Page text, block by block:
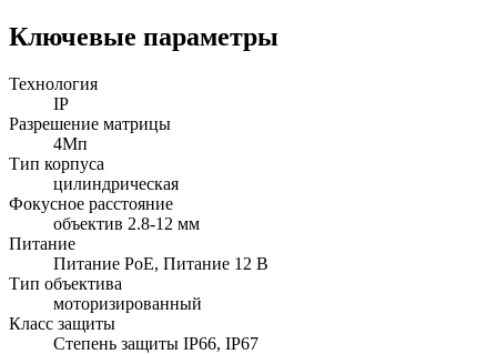
Ключевые параметры
Технология
IP
Разрешение матрицы
4Мп
Тип корпуса
цилиндрическая
Фокусное расстояние
объектив 2.8-12 мм
Питание
Питание PoE, Питание 12 В
Тип объектива
моторизированный
Класс защиты
Степень защиты IP66, IP67